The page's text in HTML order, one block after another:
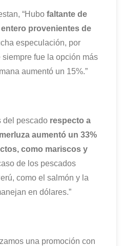
“Hubo faltante de
provenientes de
especulación, por
fue la opción más
aumentó un 15%.”
del pescado respecto a
aumentó un 33%
como mariscos y
de los pescados
como el salmón y la
en dólares.”
una promoción con